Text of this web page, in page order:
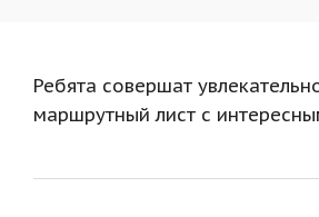
Ребята совершат
маршрутный лист с